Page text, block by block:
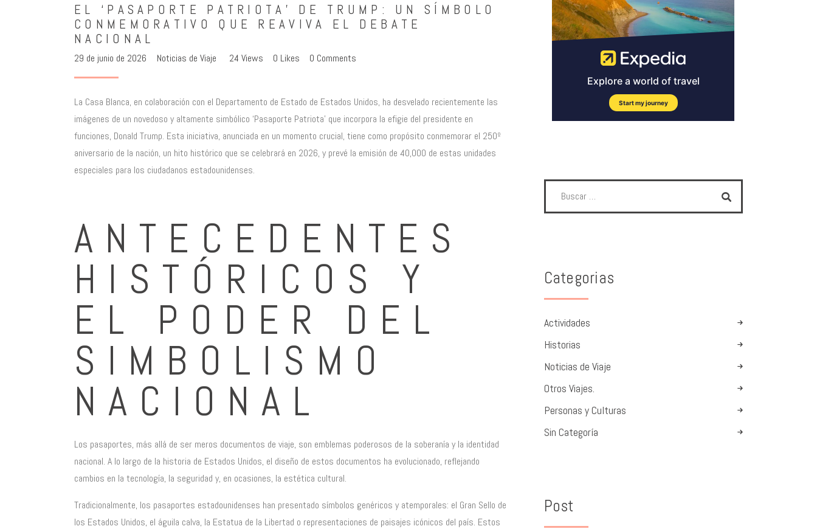
EL ‘PASAPORTE PATRIOTA’ DE TRUMP: UN SÍMBOLO
CONMEMORATIVO QUE REAVIVA EL DEBATE
NACIONAL
29 de junio de 2026 Noticias de Viaje 24 Views 0 Likes 0 Comments
La Casa Blanca, en colaboración con el Departamento de Estado de Estados Unidos, ha desvelado recientemente las
imágenes de un novedoso y altamente simbólico ‘Pasaporte Patriota’ que incorpora la efigie del presidente en
funciones, Donald Trump. Esta iniciativa, anunciada en un momento crucial, tiene como propósito conmemorar el 250º
aniversario de la nación, un hito histórico que se celebrará en 2026, y prevé la emisión de 40,000 de estas unidades
especiales para los ciudadanos estadounidenses.
ANTECEDENTES
HISTÓRICOS Y
EL PODER DEL
SIMBOLISMO
NACIONAL
Los pasaportes, más allá de ser meros documentos de viaje, son emblemas poderosos de la soberanía y la identidad
nacional. A lo largo de la historia de Estados Unidos, el diseño de estos documentos ha evolucionado, reflejando
cambios en la tecnología, la seguridad y, en ocasiones, la estética cultural.
Tradicionalmente, los pasaportes estadounidenses han presentado símbolos genéricos y atemporales: el Gran Sello de
los Estados Unidos, el águila calva, la Estatua de la Libertad o representaciones de paisajes icónicos del país. Estos
Categorias
Actividades
Historias
Noticias de Viaje
Otros Viajes.
Personas y Culturas
Sin Categoría
Post